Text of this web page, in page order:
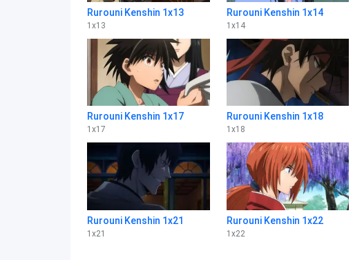
Rurouni Kenshin 1x13
1 x13
Rurouni Kenshin 1x14
1 x14
Rurouni Kenshin 1x17
1 x17
Rurouni Kenshin 1x18
1 x18
Rurouni Kenshin 1x21
1 x21
Rurouni Kenshin 1x22
1 x22